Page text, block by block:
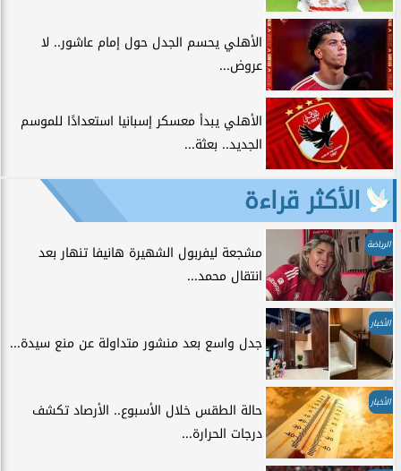
الأهلي يحسم الجدل حول إمام عاشور.. لا
عروض...
الأهلي يبدأ معسكر إسبانيا استعدادًا للموسم
الجديد.. بعثة...
الأكثر قراءة
الرياضة
مشجعة ليفربول الشهيرة هانيفا تنهار بعد
انتقال محمد...
الأخبار
جدل واسع بعد منشور متداولة عن منع سيدة...
الأخبار
حالة الطقس خلال الأسبوع.. الأرصاد تكشف
درجات الحرارة...